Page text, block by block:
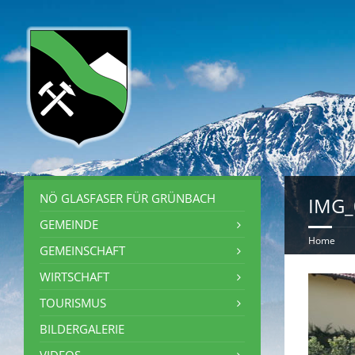
Home
NÖ GLASFASER FÜR GRÜNBACH
GEMEINDE
GEMEINSCHAFT
WIRTSCHAFT
TOURISMUS
BILDERGALERIE